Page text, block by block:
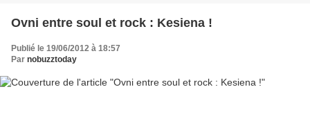
Ovni entre soul et rock : Kesiena !
Publié le 19/06/2012 à 18:57
Par nobuzztoday